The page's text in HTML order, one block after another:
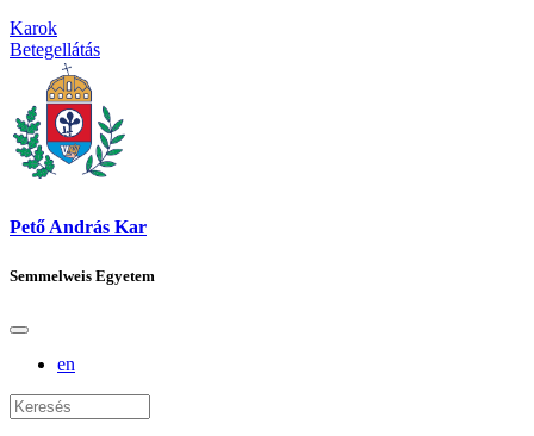
Karok
Betegellátás
Pető András Kar
Semmelweis Egyetem
en